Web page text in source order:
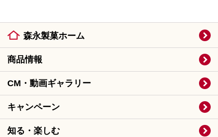
森永製菓ホーム
商品情報
CM・動画ギャラリー
キャンペーン
知る・楽しむ